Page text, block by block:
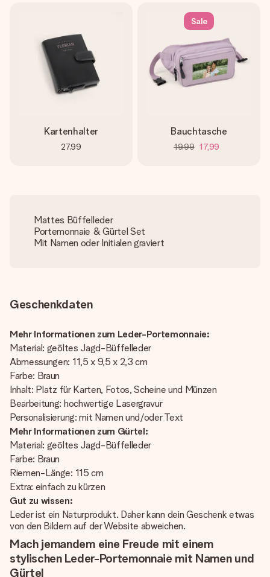
Kartenhalter
27,99
Sale
Bauchtasche
19,99 17,99
Mattes Büffelleder
Portemonnaie & Gürtel Set
Mit Namen oder Initialen graviert
Geschenkdaten
Mehr Informationen zum Leder-Portemonnaie:
Material: geöltes Jagd-Büffelleder
Abmessungen: 11,5 x 9,5 x 2,3 cm
Farbe: Braun
Inhalt: Platz für Karten, Fotos, Scheine und Münzen
Bearbeitung: hochwertige Lasergravur
Personalisierung: mit Namen und/oder Text
Mehr Informationen zum Gürtel:
Material: geöltes Jagd-Büffelleder
Farbe: Braun
Riemen-Länge: 115 cm
Extra: einfach zu kürzen
Gut zu wissen:
Leder ist ein Naturprodukt. Daher kann dein Geschenk etwas
von den Bildern auf der Website abweichen.
Mach jemandem eine Freude mit einem
stylischen Leder-Portemonnaie mit Namen und
Gürtel